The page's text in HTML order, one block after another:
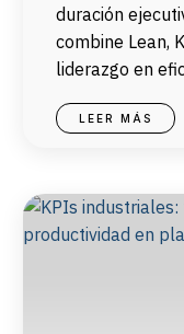
duración
combine Lean,
liderazgo en
LEER MÁS